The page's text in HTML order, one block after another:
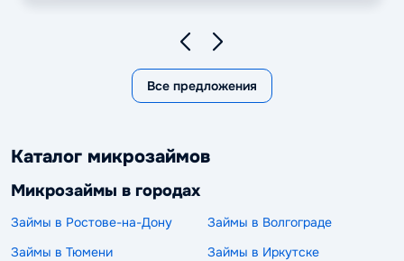
Все предложения
Каталог микрозаймов
Микрозаймы в городах
Займы в Ростове-на-Дону
Займы в Волгограде
Займы в Тюмени
Займы в Иркутске